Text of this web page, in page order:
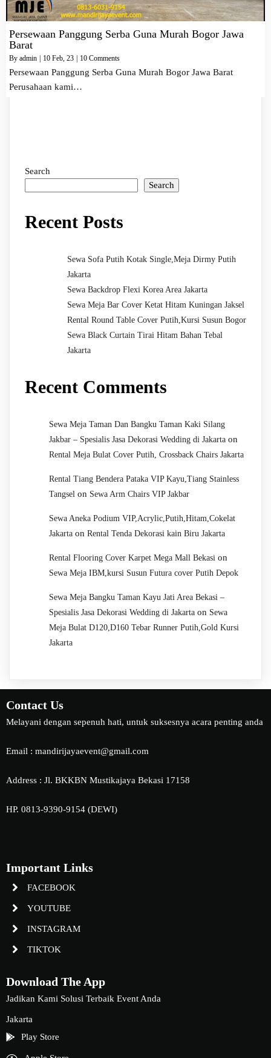
Persewaan Panggung Serba Guna Murah Bogor Jawa
Barat
By admin | 10 Feb, 23 | 10 Comments
Persewaan Panggung Serba Guna Murah Bogor Jawa Barat
Perusahaan kami…
Search
Search
Recent Posts
Sewa Sofa Putih Kotak Single,Meja Dirmy Putih
Jakarta
Sewa Backdrop Flexi Korea Area Jakarta
Sewa Meja Bar Cover Ketat Hitam Kuningan Jaksel
Rental Round Table Cover Putih,Kursi Susun Bogor
Sewa Black Curtain Tirai Hitam Bahan Tebal
Jakarta
Recent Comments
Sewa Meja Taman Dan Bangku Taman Kaki Silang
Jakbar – Spesialis Jasa Dekorasi Wedding di Jakarta on
Rental Meja Bulat Cover Putih, Crossback Chairs Jakarta
Rental Tiang Bendera Pataka VIP Kayu,Tiang Stainless
Tangsel on Sewa Arm Chairs VIP Jakbar
Sewa Aneka Podium VIP,Acrylic,Putih,Hitam,Cokelat
Jakarta on Rental Tenda Dekorasi kain Biru Jakarta
Rental Flooring Cover Karpet Mega Mall Bekasi on
Sewa Meja IBM,kursi Susun Futura cover Putih Depok
Sewa Meja Bangku Taman Kayu Jati Area Bekasi –
Spesialis Jasa Dekorasi Wedding di Jakarta on Sewa
Meja Bulat D120,D160 Tebar Runner Putih,Gold Kursi
Jakarta
Contact Us
Melayani dengan sepenuh hati, untuk suksesnya acara penting anda
Email : mandirijayaevent@gmail.com
Address : Jl. BKKBN Mustikajaya Bekasi 17158
HP. 0813-9390-9154 (DEWI)
Important Links
FACEBOOK
YOUTUBE
INSTAGRAM
TIKTOK
Download The App
Jadikan Kami Solusi Terbaik Event Anda
Jakarta
Play Store